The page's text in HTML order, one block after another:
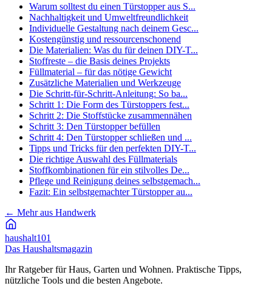
Warum solltest du einen Türstopper aus S...
Nachhaltigkeit und Umweltfreundlichkeit
Individuelle Gestaltung nach deinem Gesc...
Kostengünstig und ressourcenschonend
Die Materialien: Was du für deinen DIY-T...
Stoffreste – die Basis deines Projekts
Füllmaterial – für das nötige Gewicht
Zusätzliche Materialien und Werkzeuge
Die Schritt-für-Schritt-Anleitung: So ba...
Schritt 1: Die Form des Türstoppers fest...
Schritt 2: Die Stoffstücke zusammennähen
Schritt 3: Den Türstopper befüllen
Schritt 4: Den Türstopper schließen und ...
Tipps und Tricks für den perfekten DIY-T...
Die richtige Auswahl des Füllmaterials
Stoffkombinationen für ein stilvolles De...
Pflege und Reinigung deines selbstgemach...
Fazit: Ein selbstgemachter Türstopper au...
← Mehr aus Handwerk
haushalt101
Das Haushaltsmagazin
Ihr Ratgeber für Haus, Garten und Wohnen. Praktische Tipps,
nützliche Tools und die besten Angebote.